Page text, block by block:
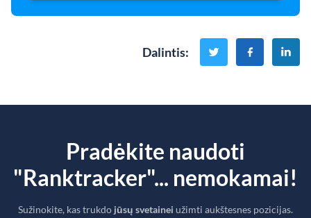
Dalintis:
Pradėkite naudoti
"Ranktracker"... nemokamai!
Sužinokite, kas trukdo jūsų svetainei užimti aukštesnes pozicijas.